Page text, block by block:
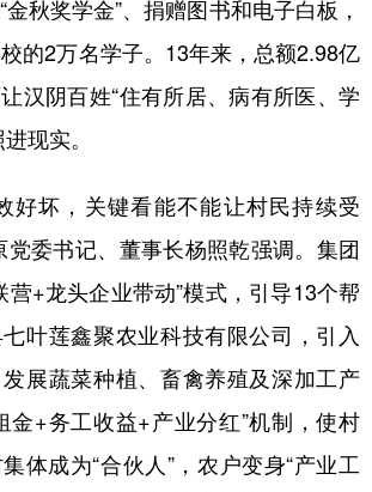
秋奖学金”、捐赠图书和电子白板，
的2万名学子。13年来，总额2.98亿
汉阴百姓“住有所居、病有所医、学
现实。
坏，关键看能不能让村民持续受
党委书记、董事长杨照乾强调。集团
营+龙头企业带动”模式，引导13个帮
叶莲鑫聚农业科技有限公司，引入
展蔬菜种植、畜禽养殖及深加工产
金+务工收益+产业分红”机制，使村
体成为“合伙人”，农户变身“产业工